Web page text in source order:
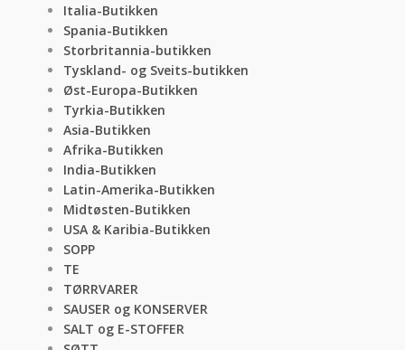
Italia-Butikken
Spania-Butikken
Storbritannia-butikken
Tyskland- og Sveits-butikken
Øst-Europa-Butikken
Tyrkia-Butikken
Asia-Butikken
Afrika-Butikken
India-Butikken
Latin-Amerika-Butikken
Midtøsten-Butikken
USA & Karibia-Butikken
SOPP
TE
TØRRVARER
SAUSER og KONSERVER
SALT og E-STOFFER